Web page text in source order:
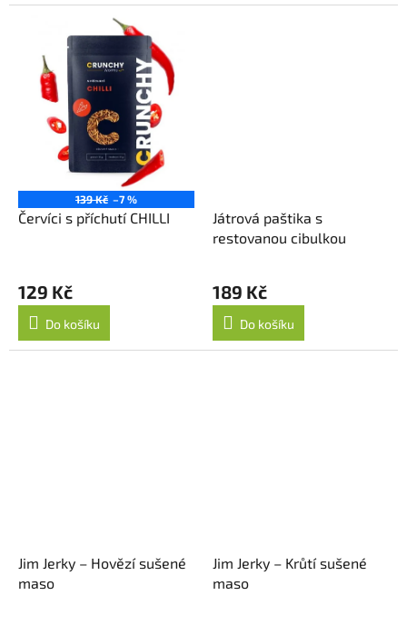
139 Kč –7 %
Červíci s příchutí CHILLI
129 Kč
Do košíku
Játrová paštika s
restovanou cibulkou
189 Kč
Do košíku
Jim Jerky – Hovězí sušené
maso
Jim Jerky – Krůtí sušené
maso